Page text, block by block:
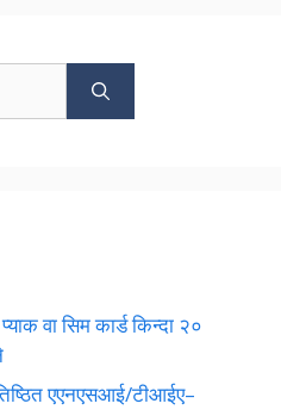
वा सिम कार्ड किन्दा २०
एएनएसआई/टीआईए–